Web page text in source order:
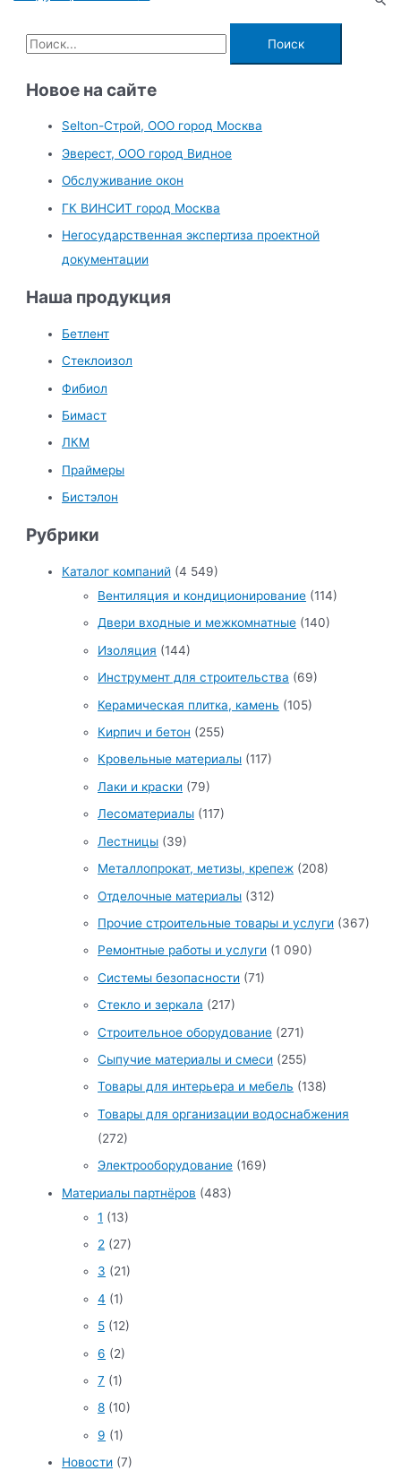
П
о
иНовое на сайте
Selton-Строй, OOO город Москва
Эверест, ООО город Видное
Обслуживание окон
ГК ВИНСИТ город Москва
Негосударственная экспертиза проектной
документации
Наша продукция
Бетлент
Стеклоизол
Фибиол
Бимаст
ЛКМ
Праймеры
Бистэлон
Рубрики
Каталог компаний (4 549)
Вентиляция и кондиционирование (114)
Двери входные и межкомнатные (140)
Изоляция (144)
Инструмент для строительства (69)
Керамическая плитка, камень (105)
Кирпич и бетон (255)
Кровельные материалы (117)
Лаки и краски (79)
Лесоматериалы (117)
Лестницы (39)
Металлопрокат, метизы, крепеж (208)
Отделочные материалы (312)
Прочие строительные товары и услуги (367)
Ремонтные работы и услуги (1 090)
Системы безопасности (71)
Стекло и зеркала (217)
Строительное оборудование (271)
Сыпучие материалы и смеси (255)
Товары для интерьера и мебель (138)
Товары для организации водоснабжения
(272)
Электрооборудование (169)
Материалы партнёров (483)
1 (13)
2 (27)
3 (21)
4 (1)
5 (12)
6 (2)
7 (1)
8 (10)
9 (1)
Новости (7)